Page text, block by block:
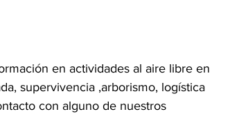
en actividades al aire libre en
supervivencia ,arborismo, logística
con alguno de nuestros